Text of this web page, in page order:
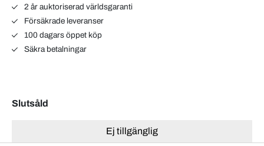
2 år auktoriserad världsgaranti
Försäkrade leveranser
100 dagars öppet köp
Säkra betalningar
Slutsåld
Ej tillgänglig